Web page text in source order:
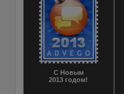
С Новым
2013 годом!